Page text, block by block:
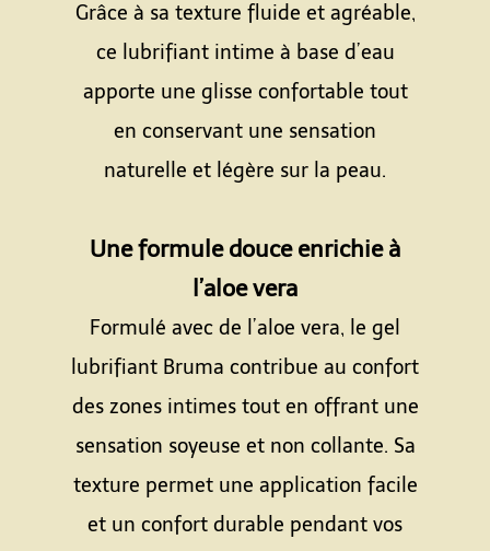
Grâce à sa texture fluide et agréable,
ce lubrifiant intime à base d’eau
apporte une glisse confortable tout
en conservant une sensation
naturelle et légère sur la peau.
Une formule douce enrichie à
l’aloe vera
Formulé avec de l’aloe vera, le gel
lubrifiant Bruma contribue au confort
des zones intimes tout en offrant une
sensation soyeuse et non collante. Sa
texture permet une application facile
et un confort durable pendant vos